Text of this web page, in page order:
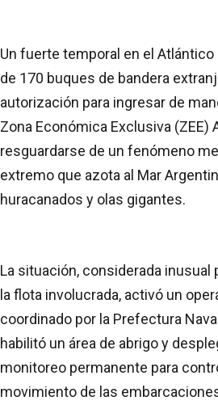
Un fuerte temporal en el Atlántico
de 170 buques de bandera
autorización para ingresar de
Zona Económica Exclusiva (ZEE)
resguardarse de un fenómeno
extremo que azota al Mar
huracanados y olas gigantes.
La situación, considerada inusual
la flota involucrada, activó un
coordinado por la Prefectura
habilitó un área de abrigo y
monitoreo permanente para
movimiento de las